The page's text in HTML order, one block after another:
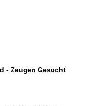
- Zeugen Gesucht